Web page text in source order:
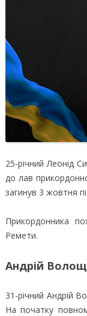
25-річний Леонід
до лав
загинув 3 жовтня
Прикордонника
Ремети.
Андрій
31-річний Андрій
На початку